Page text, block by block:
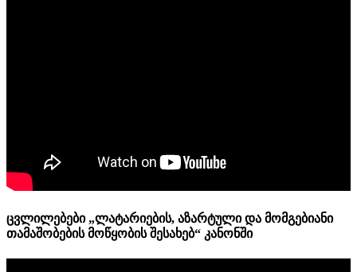
ცვლილებები „ლატარიების, აზარტული და მომგებიანი
თამაშობების მოწყობის შესახებ“ კანონში